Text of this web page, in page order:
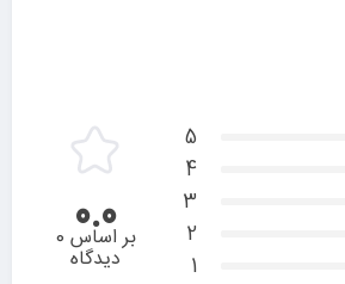
5
4
3
2
1
0.0 بر اساس 0
دیدگاه